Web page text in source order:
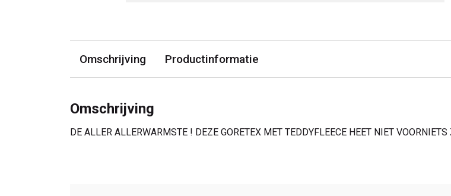
Omschrijving Productinformatie
Omschrijving
DE ALLER ALLERWARMSTE ! DEZE GORETEX MET TEDDYFLEECE HEET NIET VOORNIETS